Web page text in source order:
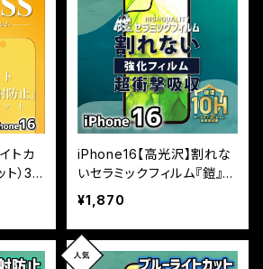
トカ
ト）3カ
ルム
iPhone16【高光沢】割れな
いセラミックフィルム『鎧』全
面フルカバー
¥1,870